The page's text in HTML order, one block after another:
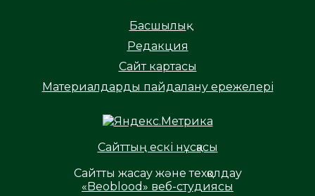
Басшылық
Редакция
Сайт картасы
Материалдарды пайдалану ережелері
Сайттың ескі нұсқасы
Сайтты жасау және техқолдау
«Beoblood» веб-студиясы